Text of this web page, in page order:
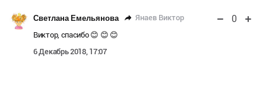
Светлана Емельянова Янаев Виктор 0
Виктор, спасибо 😊 😊 😊
6 Декабрь 2018, 17:07